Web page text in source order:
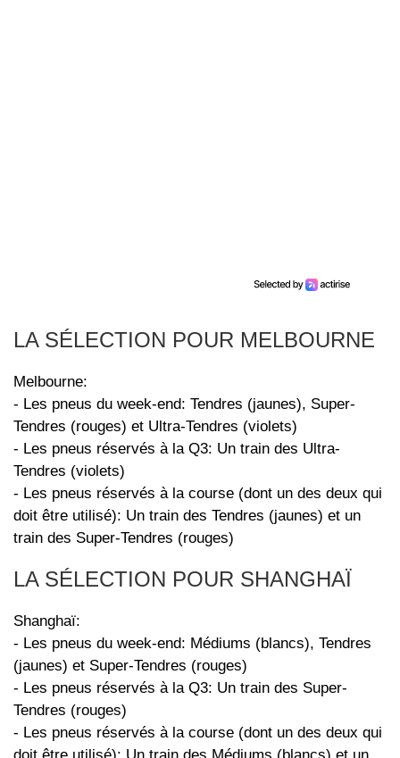
LA SÉLECTION POUR MELBOURNE
Melbourne:
- Les pneus du week-end: Tendres (jaunes), Super-
Tendres (rouges) et Ultra-Tendres (violets)
- Les pneus réservés à la Q3: Un train des Ultra-
Tendres (violets)
- Les pneus réservés à la course (dont un des deux qui
doit être utilisé): Un train des Tendres (jaunes) et un
train des Super-Tendres (rouges)
LA SÉLECTION POUR SHANGHAÏ
Shanghaï:
- Les pneus du week-end: Médiums (blancs), Tendres
(jaunes) et Super-Tendres (rouges)
- Les pneus réservés à la Q3: Un train des Super-
Tendres (rouges)
- Les pneus réservés à la course (dont un des deux qui